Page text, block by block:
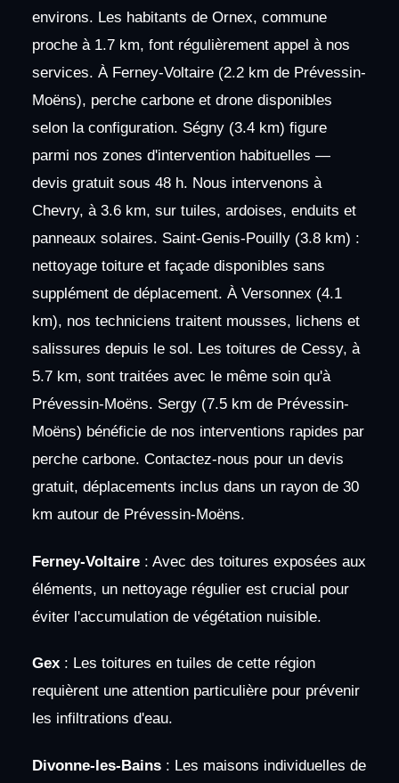
environs. Les habitants de Ornex, commune
proche à 1.7 km, font régulièrement appel à nos
services. À Ferney-Voltaire (2.2 km de Prévessin-
Moëns), perche carbone et drone disponibles
selon la configuration. Ségny (3.4 km) figure
parmi nos zones d'intervention habituelles —
devis gratuit sous 48 h. Nous intervenons à
Chevry, à 3.6 km, sur tuiles, ardoises, enduits et
panneaux solaires. Saint-Genis-Pouilly (3.8 km) :
nettoyage toiture et façade disponibles sans
supplément de déplacement. À Versonnex (4.1
km), nos techniciens traitent mousses, lichens et
salissures depuis le sol. Les toitures de Cessy, à
5.7 km, sont traitées avec le même soin qu'à
Prévessin-Moëns. Sergy (7.5 km de Prévessin-
Moëns) bénéficie de nos interventions rapides par
perche carbone. Contactez-nous pour un devis
gratuit, déplacements inclus dans un rayon de 30
km autour de Prévessin-Moëns.
Ferney-Voltaire: Avec des toitures exposées aux
éléments, un nettoyage régulier est crucial pour
éviter l'accumulation de végétation nuisible.
Gex: Les toitures en tuiles de cette région
requièrent une attention particulière pour prévenir
les infiltrations d'eau.
Divonne-les-Bains: Les maisons individuelles de